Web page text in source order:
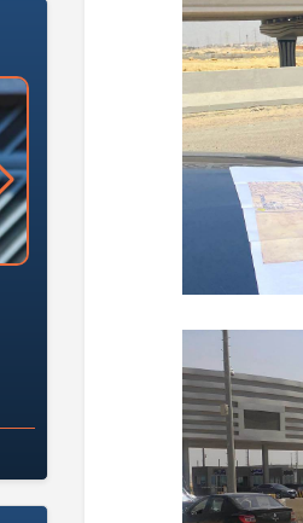
سلامة الغذاء: 285 ألف طن صادرات